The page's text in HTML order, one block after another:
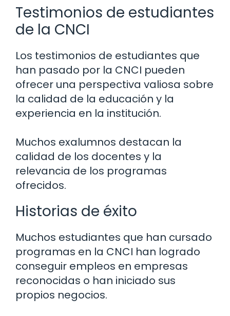
Testimonios de estudiantes
de la CNCI
Los testimonios de estudiantes que
han pasado por la CNCI pueden
ofrecer una perspectiva valiosa sobre
la calidad de la educación y la
experiencia en la institución.
Muchos exalumnos destacan la
calidad de los docentes y la
relevancia de los programas
ofrecidos.
Historias de éxito
Muchos estudiantes que han cursado
programas en la CNCI han logrado
conseguir empleos en empresas
reconocidas o han iniciado sus
propios negocios.